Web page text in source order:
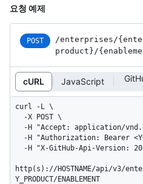
요청 예제
POST /enterprises /
product} /
cURL JavaScript
curl -L \
http(s)://HOSTNAME/api/v3/
Y_PRODUCT/ENABLEMENT